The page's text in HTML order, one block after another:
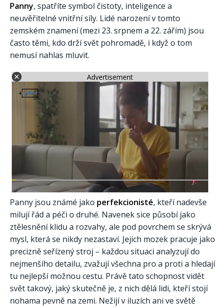
Panny, spatříte symbol čistoty, inteligence a
neuvěřitelné vnitřní síly. Lidé narození v tomto
zemském znamení (mezi 23. srpnem a 22. zářím) jsou
často těmi, kdo drží svět pohromadě, i když o tom
nemusí nahlas mluvit.
Advertisement
Panny jsou známé jako perfekcionisté, kteří nadevše
milují řád a péči o druhé. Navenek sice působí jako
ztělesnění klidu a rozvahy, ale pod povrchem se skrývá
mysl, která se nikdy nezastaví. Jejich mozek pracuje jako
precizně seřízený stroj – každou situaci analyzují do
nejmenšího detailu, zvažují všechna pro a proti a hledají
tu nejlepší možnou cestu. Právě tato schopnost vidět
svět takový, jaký skutečně je, z nich dělá lidi, kteří stojí
nohama pevně na zemi. Nežijí v iluzích ani ve světě